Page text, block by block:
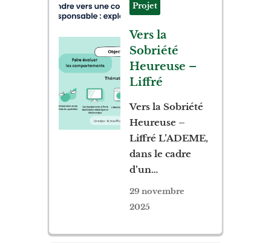
Vers la
Sobriété
Heureuse –
Liffré
Projet
Vers la Sobriété
Heureuse –
Liffré L’ADEME,
dans le cadre
d’un…
29 novembre
2025